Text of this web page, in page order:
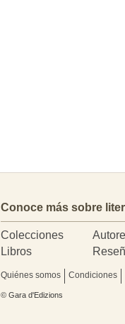
Conoce más sobre
Colecciones
Libros
Quiénes somos Condiciones
© Gara d'Edizions